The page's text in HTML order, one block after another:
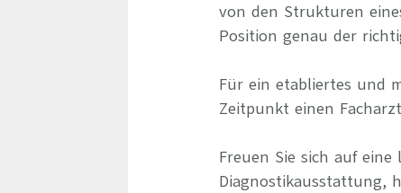
von den Strukturen
Position genau der
Für ein etabliertes und
Zeitpunkt einen
Freuen Sie sich auf
Diagnostikausstattung,